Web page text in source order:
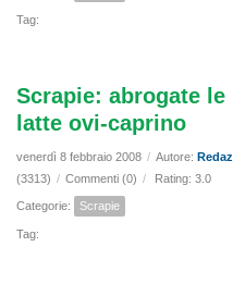
Tag:
Scrapie: abrogate
latte ovi-caprino
venerdì 8 febbraio 2008 / Autore:
(3313) / Commenti (0) / Rating: 3.0
Categorie: Scrapie
Tag: